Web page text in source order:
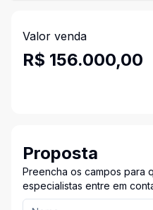
Valor venda
R$ 156.000,00
Proposta
Preencha os campos para
especialistas entre em